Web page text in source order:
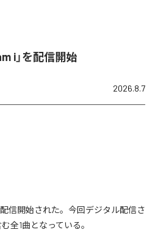
i」を配信開始
2026.8.7
配信開始された。今回デジタル配信さ
全1曲となっている。